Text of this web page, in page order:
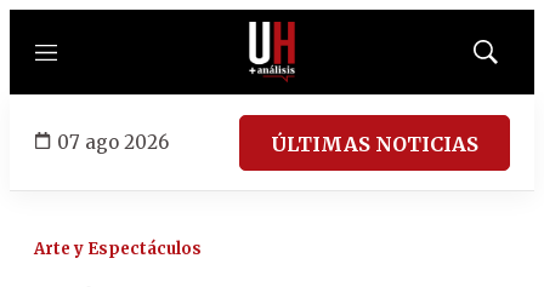
Menú
Mostrar
07 ago 2026 ÚLTIMAS NOTICIAS
Arte y Espectáculos